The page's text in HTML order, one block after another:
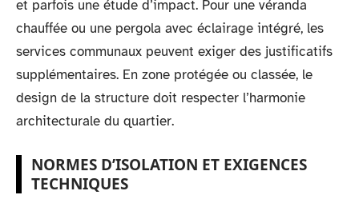
et parfois une étude d’impact. Pour une véranda
chauffée ou une pergola avec éclairage intégré, les
services communaux peuvent exiger des justificatifs
supplémentaires. En zone protégée ou classée, le
design de la structure doit respecter l’harmonie
architecturale du quartier.
NORMES D’ISOLATION ET EXIGENCES
TECHNIQUES